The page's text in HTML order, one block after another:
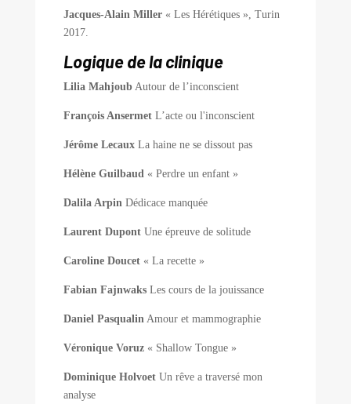
Jacques-Alain Miller« Les Hérétiques », Turin
2017.
Logique de la clinique
Lilia MahjoubAutour de l’inconscient
François AnsermetL’acte ou l'inconscient
Jérôme LecauxLa haine ne se dissout pas
Hélène Guilbaud« Perdre un enfant »
Dalila ArpinDédicace manquée
Laurent DupontUne épreuve de solitude
Caroline Doucet« La recette »
Fabian FajnwaksLes cours de la jouissance
Daniel PasqualinAmour et mammographie
Véronique Voruz« Shallow Tongue »
Dominique HolvoetUn rêve a traversé mon
analyse